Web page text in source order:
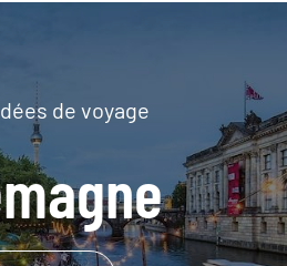
de voyage